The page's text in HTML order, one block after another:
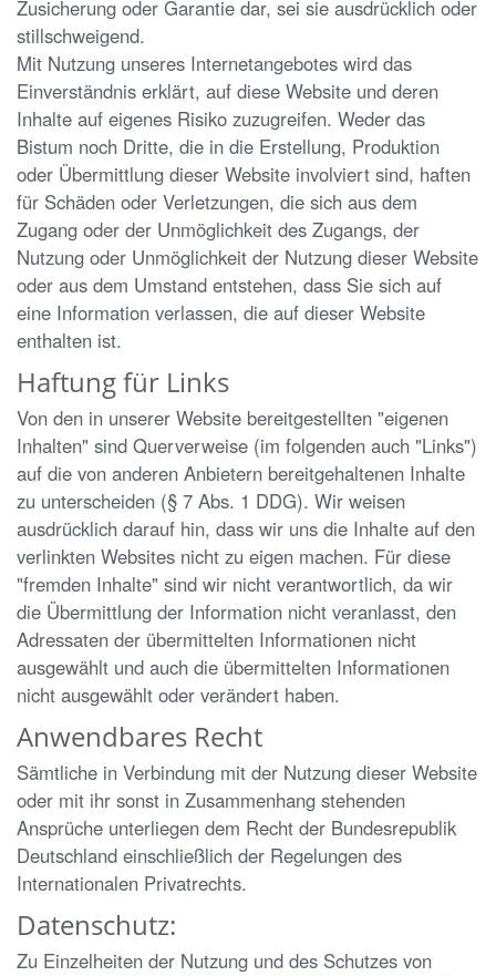
Zusicherung oder Garantie dar, sei sie ausdrücklich oder
stillschweigend.
Mit Nutzung unseres Internetangebotes wird das
Einverständnis erklärt, auf diese Website und deren
Inhalte auf eigenes Risiko zuzugreifen. Weder das
Bistum noch Dritte, die in die Erstellung, Produktion
oder Übermittlung dieser Website involviert sind, haften
für Schäden oder Verletzungen, die sich aus dem
Zugang oder der Unmöglichkeit des Zugangs, der
Nutzung oder Unmöglichkeit der Nutzung dieser Website
oder aus dem Umstand entstehen, dass Sie sich auf
eine Information verlassen, die auf dieser Website
enthalten ist.
Haftung für Links
Von den in unserer Website bereitgestellten "eigenen
Inhalten" sind Querverweise (im folgenden auch "Links")
auf die von anderen Anbietern bereitgehaltenen Inhalte
zu unterscheiden (§ 7 Abs. 1 DDG). Wir weisen
ausdrücklich darauf hin, dass wir uns die Inhalte auf den
verlinkten Websites nicht zu eigen machen. Für diese
"fremden Inhalte" sind wir nicht verantwortlich, da wir
die Übermittlung der Information nicht veranlasst, den
Adressaten der übermittelten Informationen nicht
ausgewählt und auch die übermittelten Informationen
nicht ausgewählt oder verändert haben.
Anwendbares Recht
Sämtliche in Verbindung mit der Nutzung dieser Website
oder mit ihr sonst in Zusammenhang stehenden
Ansprüche unterliegen dem Recht der Bundesrepublik
Deutschland einschließlich der Regelungen des
Internationalen Privatrechts.
Datenschutz:
Zu Einzelheiten der Nutzung und des Schutzes von